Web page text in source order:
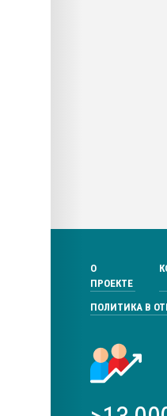
О
ПРОЕКТЕ
ПОЛИТИКА В